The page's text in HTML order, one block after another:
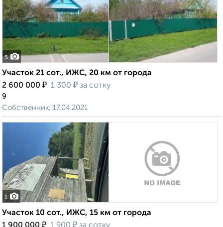
5
Участок 21 сот., ИЖС, 20 км от города
2 600 000 ₽ 1 300 ₽ за сотку
9
Собственник, 17.04.2021
1
Участок 10 сот., ИЖС, 15 км от города
₽ ₽